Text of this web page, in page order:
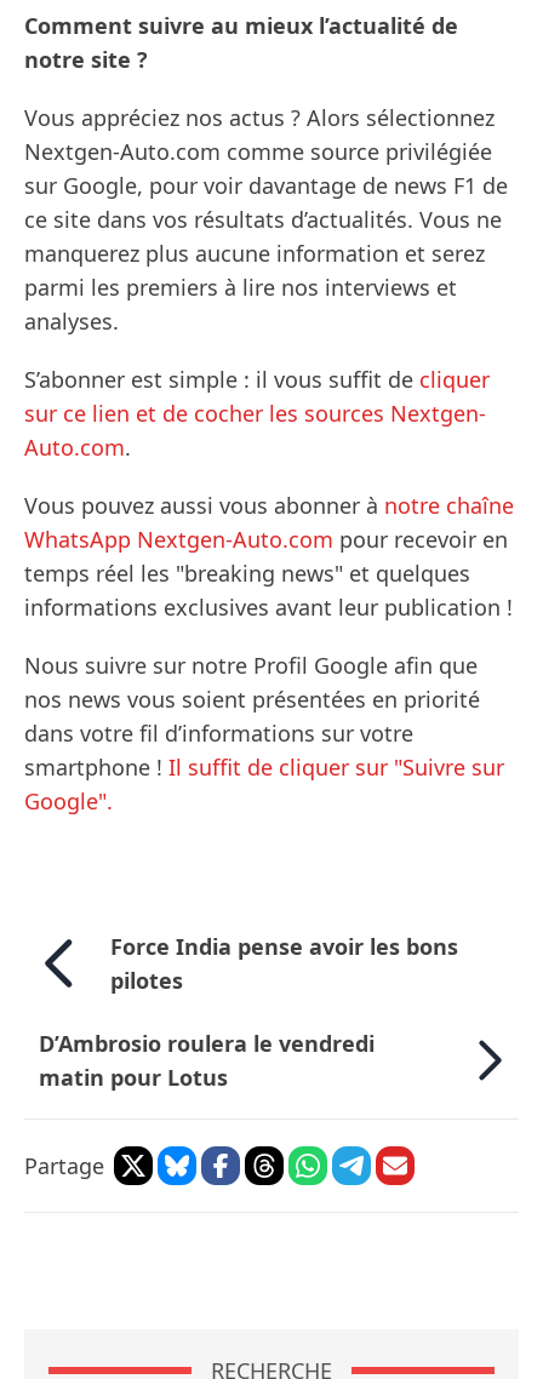
Comment suivre au mieux l’actualité de
notre site ?
Vous appréciez nos actus ? Alors sélectionnez
Nextgen-Auto.com comme source privilégiée
sur Google, pour voir davantage de news F1 de
ce site dans vos résultats d’actualités. Vous ne
manquerez plus aucune information et serez
parmi les premiers à lire nos interviews et
analyses.
S’abonner est simple : il vous suffit de cliquer
sur ce lien et de cocher les sources Nextgen-
Auto.com.
Vous pouvez aussi vous abonner à notre chaîne
WhatsApp Nextgen-Auto.com pour recevoir en
temps réel les "breaking news" et quelques
informations exclusives avant leur publication !
Nous suivre sur notre Profil Google afin que
nos news vous soient présentées en priorité
dans votre fil d’informations sur votre
smartphone ! Il suffit de cliquer sur "Suivre sur
Google".
Force India pense avoir les bons
pilotes
D’Ambrosio roulera le vendredi
matin pour Lotus
Partage
RECHERCHE